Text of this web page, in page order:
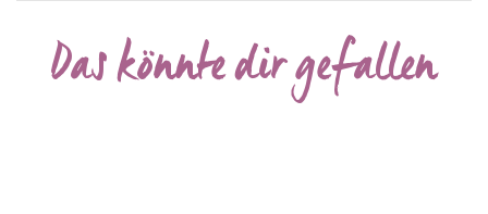
Das könnte dir gefallen